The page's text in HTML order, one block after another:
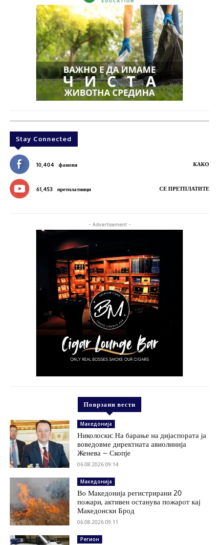
Stay Connected
10,404 фанови КАКО
61,453 претплатници СЕ ПРЕТПЛАТИТЕ
- Advertisement -
Поврзани вести
Македонија
Николоски: На барање на дијаспората ја
воведовме директната авиолинија
Женева – Скопје
06.08.2026 09:14
Македонија
Во Македонија регистрирани 20
пожари, активен останува пожарот кај
Македонски Брод
06.08.2026 09:11
Регион